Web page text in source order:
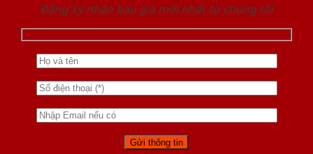
Đăng ký nhận báo giá mới nhất từ chúng tôi